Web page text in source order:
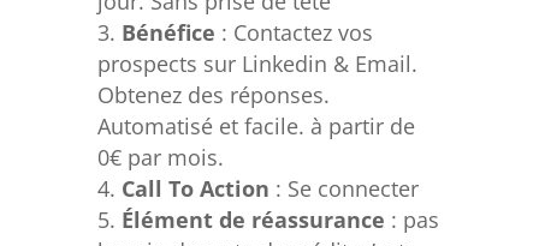
Bénéfice : Contactez vos
prospects sur Linkedin & Email.
Obtenez des réponses.
Automatisé et facile. à partir de
0€ par mois.
Call To Action : Se connecter
Élément de réassurance : pas